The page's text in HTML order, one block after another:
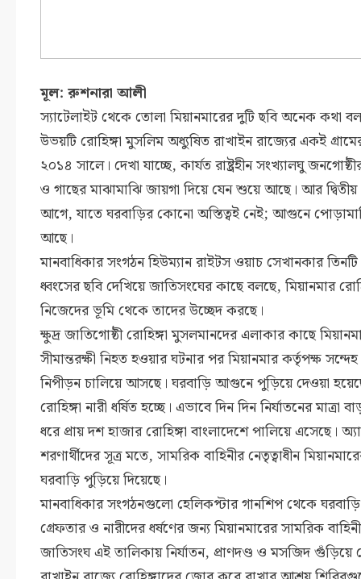
মূল: রুশনারা আলী
স্যাটেলাইট থেকে তোলা মিয়ানমারের দুটি ছবি অনেক কথা
উভয়টি রোহিঙ্গা মুসলিম অধ্যুষিত রাখাইন রাজ্যের একই
২০১৪ সালে। দেখা যাচ্ছে, কার্যত রাষ্ট্রহীন সংখ্যালঘু
ও গাছের মাঝামাঝি জায়গা দিয়ে যেন শুয়ে আছে। আর
আগে, যাতে ঘরবাড়ির কোনো অস্তিত্বই নেই; আগুনে
আছে।
মানবাধিকার সংগঠন হিউম্যান রাইটস ওয়াচ সেখানকার তিনটি
ধ্বংসের ছবি দেখিয়ে জাতিসংঘের কাছে বলছে, মিয়ানমার
নিজেদের ভূমি থেকে তাদের উচ্ছেদ করছে।
ক্ষুদ্র জাতিগোষ্ঠী রোহিঙ্গা মুসলমানদের এলাকার কাছে
সীমান্তরক্ষী নিহত হওয়ার ঘটনার পর মিয়ানমার কর্তৃপক্ষ
নিপীড়ন চালিয়ে আসছে। ঘরবাড়ি আগুনে পুড়িয়ে দেওয়া
রোহিঙ্গা নারী ধর্ষিত হচ্ছে। এভাবে দিন দিন নির্যাতনের
ধরে প্রায় দশ হাজার রোহিঙ্গা বাংলাদেশে পালিয়ে এসেছে।
শরণার্থীদের সূত্র মতে, সামরিক বাহিনীর নেতৃত্বাধীন
ঘরবাড়ি পুড়িয়ে দিয়েছে।
মানবাধিকার সংগঠনগুলো হেলিকপ্টার গানশিপ থেকে ঘরবাড়ি
গ্রেফতার ও নারীদের ধর্ষণের জন্য মিয়ানমারের সামরিক
জাতিসংঘ এই তালিকায় নির্যাতন, প্রাণদণ্ড ও মসজিদ গুঁড়িয়ে